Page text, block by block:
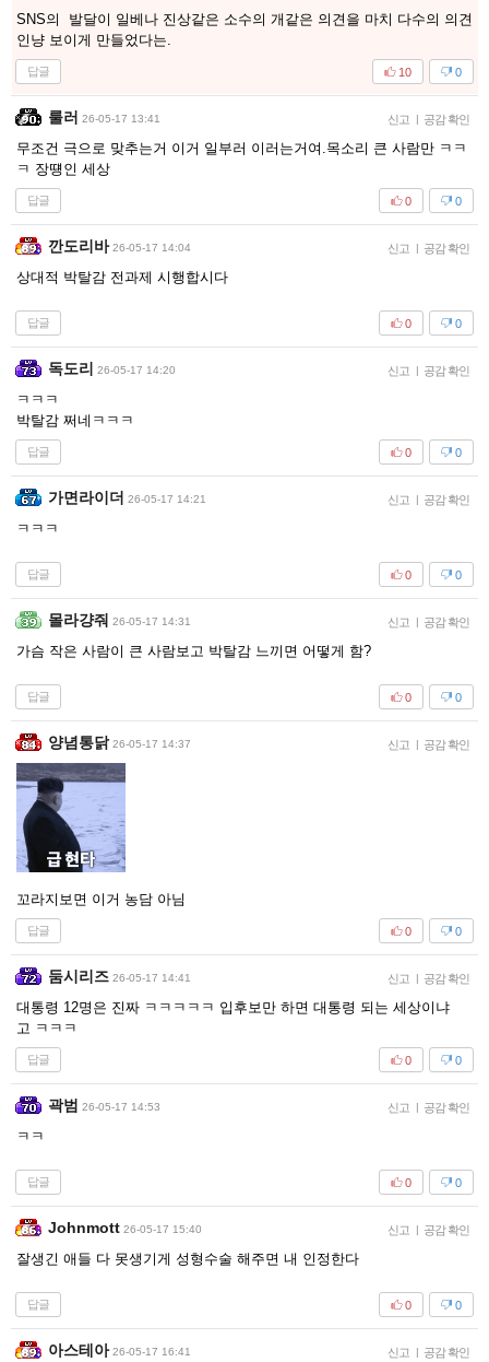
SNS의 발달이 일베나 진상같은 소수의 개같은 의견을 마치 다수의 의견
인냥 보이게 만들었다는.
답글 0
10
룰러 26-05-17 13:41 신고 공감 확인
무조건 극으로 맞추는거 이거 일부러 이러는거여.목소리 큰 사람만 ㅋㅋ
ㅋ 장떙인 세상
답글 0
0
깐도리바 26-05-17 14:04 신고 공감 확인
상대적 박탈감 전과제 시행합시다
답글 0
0
독도리 26-05-17 14:20 신고 공감 확인
ㅋㅋㅋ
박탈감 쩌네ㅋㅋㅋ
답글 0
0
가면라이더 26-05-17 14:21 신고 공감 확인
ㅋㅋㅋ
답글 0
0
몰라걍줘 26-05-17 14:31 신고 공감 확인
가슴 작은 사람이 큰 사람보고 박탈감 느끼면 어떻게 함?
답글 0
0
양념통닭 26-05-17 14:37 신고 공감 확인
꼬라지보면 이거 농담 아님
답글 0
0
둠시리즈 26-05-17 14:41 신고 공감 확인
대통령 12명은 진짜 ㅋㅋㅋㅋㅋ 입후보만 하면 대통령 되는 세상이냐
고 ㅋㅋㅋ
답글 0
0
곽범 26-05-17 14:53 신고 공감 확인
ㅋㅋ
답글 0
0
Johnmott 26-05-17 15:40 신고 공감 확인
잘생긴 애들 다 못생기게 성형수술 해주면 내 인정한다
답글 0
0
아스테아 26-05-17 16:41 신고 공감 확인